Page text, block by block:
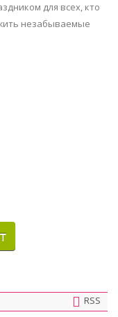
для всех, кто
незабываемые
RSS